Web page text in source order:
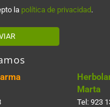
la política de privacidad .
Marta
Tel: 923